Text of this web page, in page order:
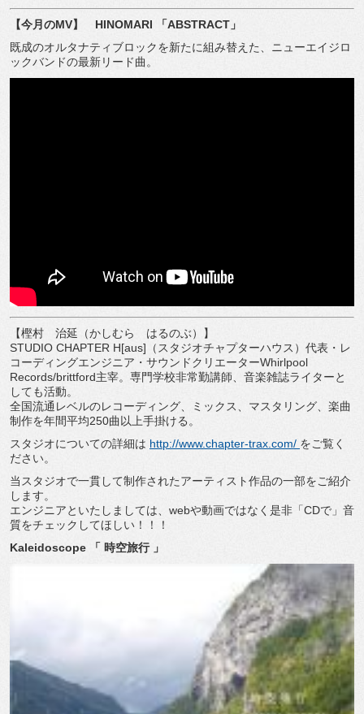
【今月のMV】 HINOMARI 「ABSTRACT」
既成のオルタナティブロックを新たに組み替えた、ニューエイジロ
ックバンドの最新リード曲。
【樫村 治延（かしむら はるのぶ）】
STUDIO CHAPTER H[aus]（スタジオチャプターハウス）代表・レ
コーディングエンジニア・サウンドクリエーターWhirlpool
Records/brittford主宰。専門学校非常勤講師、音楽雑誌ライターと
しても活動。
全国流通レベルのレコーディング、ミックス、マスタリング、楽曲
制作を年間平均250曲以上手掛ける。
スタジオについての詳細は http://www.chapter-trax.com/ をご覧く
ださい。
当スタジオで一貫して制作されたアーティスト作品の一部をご紹介
します。
エンジニアといたしましては、webや動画ではなく是非「CDで」音
質をチェックしてほしい！！！
Kaleidoscope 「 時空旅行 」